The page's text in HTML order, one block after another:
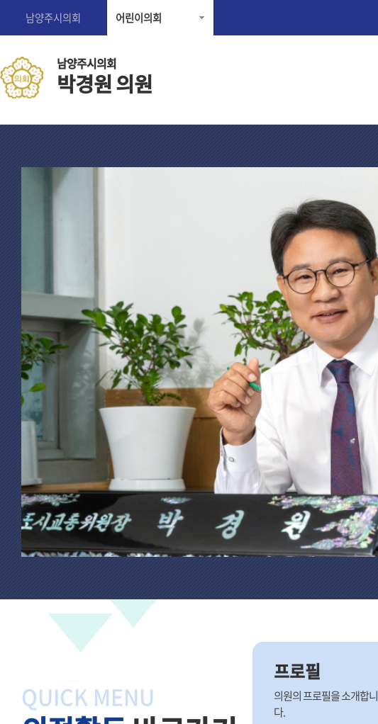
남양주시의회
박경원 의원
남양주시의회 어린이의회
QUICK MENU
프로필
의원의 프로필을 소개합니
다.